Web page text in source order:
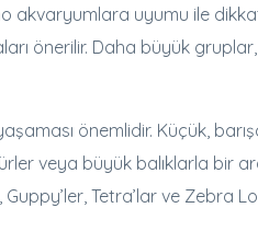
akvaryumlara uyumu ile
önerilir. Daha büyük gruplar,
önemlidir. Küçük,
veya büyük balıklarla bir
Guppy’ler, Tetra’lar ve Zebra